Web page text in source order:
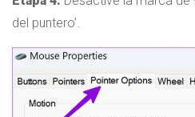
del puntero’.